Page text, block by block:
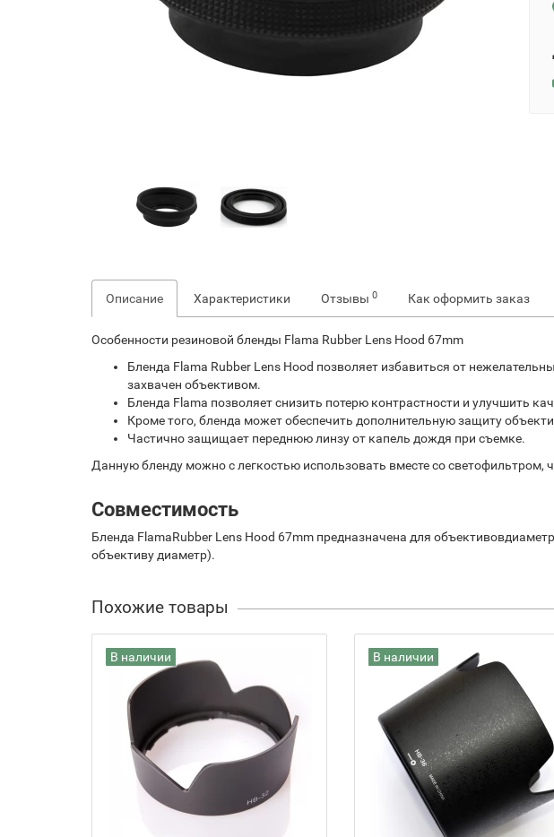
Описание Характеристики Отзывы 0 Как оформить заказ
Особенности резиновой бленды Flama Rubber Lens Hood 67mm
Бленда Flama Rubber Lens Hood позволяет избавиться от
захвачен объективом.
Бленда Flama позволяет снизить потерю контрастности и улучшить
Кроме того, бленда может обеспечить дополнительную защиту
Частично защищает переднюю линзу от капель дождя при съемке.
Данную бленду можно с легкостью использовать вместе со
Совместимость
Бленда FlamaRubber Lens Hood 67mm предназначена для
объективу диаметр).
Похожие товары
В наличии В наличии